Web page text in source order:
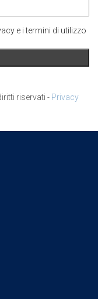
e i termini di utilizzo
riservati - Privacy